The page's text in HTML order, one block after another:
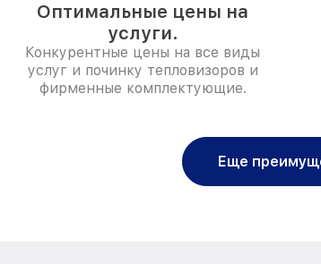
Оптимальные цены на
услуги.
Конкурентные цены на все виды
услуг и починку тепловизоров и
фирменные комплектующие.
Еще